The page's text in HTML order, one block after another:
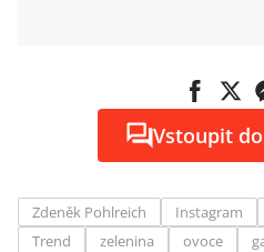
Vstoupit
Zdeněk Pohlreich Instagram
Trend
zelenina ovoce